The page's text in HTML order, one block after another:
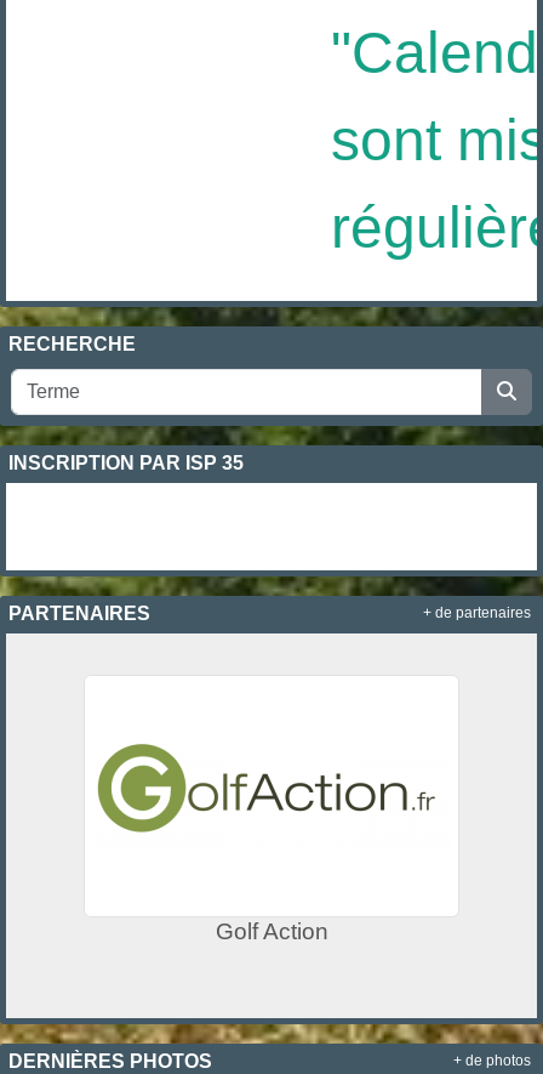
sont
RECHERCHE
INSCRIPTION PAR ISP 35
PARTENAIRES
Golf Action
+ de partenaires
DERNIÈRES PHOTOS + de photos